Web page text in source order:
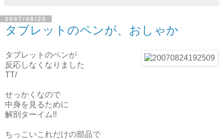
2007/08/25
タブレットのペンが、おしゃか
タブレットのペンが
反応しなくなりました
TT/
せっかくなので
中身を見るために
解剖ターイム!!
ちっこいこれだけの部品で